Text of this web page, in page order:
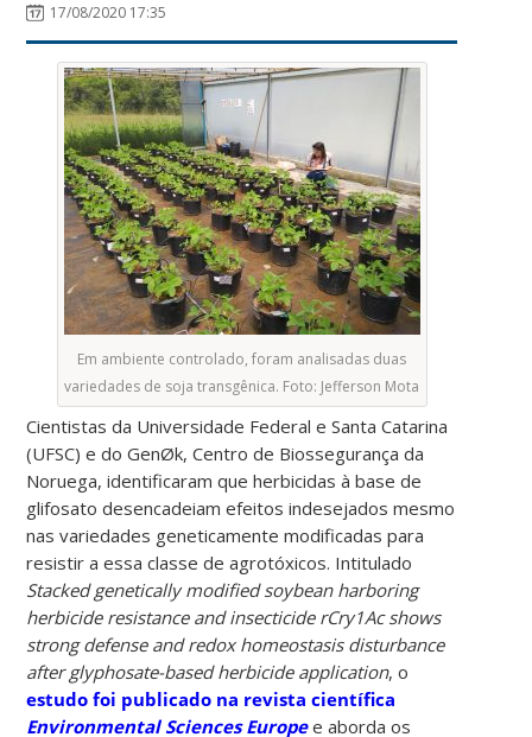
17/08/2020 17:35
Em ambiente controlado, foram analisadas duas
variedades de soja transgênica. Foto: Jefferson Mota
Cientistas da Universidade Federal e Santa Catarina
(UFSC) e do GenØk, Centro de Biossegurança da
Noruega, identificaram que herbicidas à base de
glifosato desencadeiam efeitos indesejados mesmo
nas variedades geneticamente modificadas para
resistir a essa classe de agrotóxicos. Intitulado
Stacked genetically modified soybean harboring
herbicide resistance and insecticide rCry1Ac shows
strong defense and redox homeostasis disturbance
after glyphosate-based herbicide application, o
estudo foi publicado na revista científica
Environmental Sciences Europee aborda os